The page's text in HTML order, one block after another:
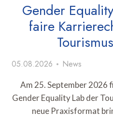
Gender
faire
05.08.2026 News
Am 25. September 2026
Gender Equality Lab der
neue Praxisformat